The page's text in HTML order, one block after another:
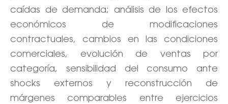
caídas de demanda; análisis de los efectos
económicos de modificaciones
contractuales, cambios en las condiciones
comerciales, evolución de ventas por
categoría, sensibilidad del consumo ante
shocks externos y reconstrucción de
márgenes comparables entre ejercicios